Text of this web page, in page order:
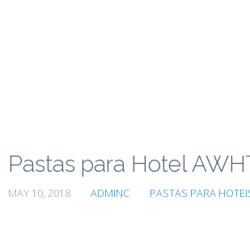
Pastas para Hotel
MAY 10, 2018 ADMINC PASTAS PARA